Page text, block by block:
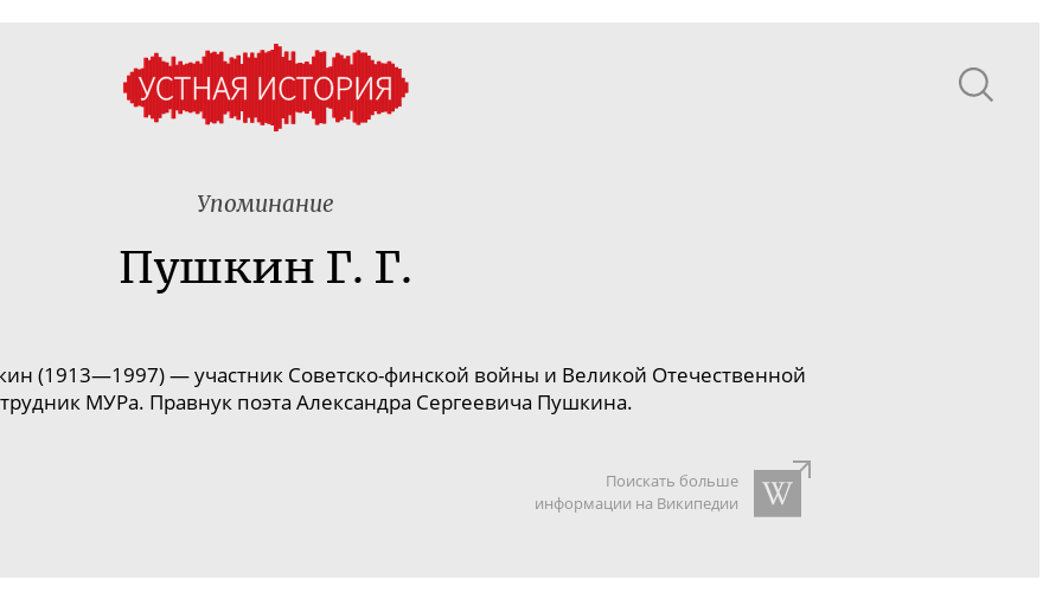
Упоминание
Пушкин Г. Г.
(1913—1997) — участник Советско-финской войны и Великой Отечественной
МУРа. Правнук поэта Александра Сергеевича Пушкина.
Поискать больше
информации на Википедии